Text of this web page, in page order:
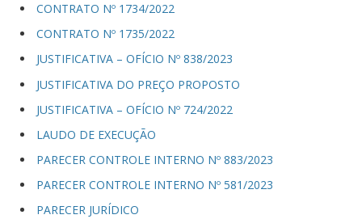
CONTRATO Nº 1734/2022
CONTRATO Nº 1735/2022
JUSTIFICATIVA – OFÍCIO Nº 838/2023
JUSTIFICATIVA DO PREÇO PROPOSTO
JUSTIFICATIVA – OFÍCIO Nº 724/2022
LAUDO DE EXECUÇÃO
PARECER CONTROLE INTERNO Nº 883/2023
PARECER CONTROLE INTERNO Nº 581/2023
PARECER JURÍDICO